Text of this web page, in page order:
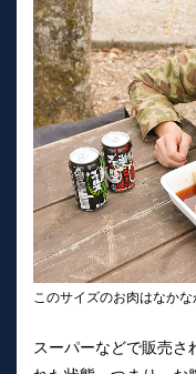
このサイズのお肉はなか
スーパーなどで販売さ